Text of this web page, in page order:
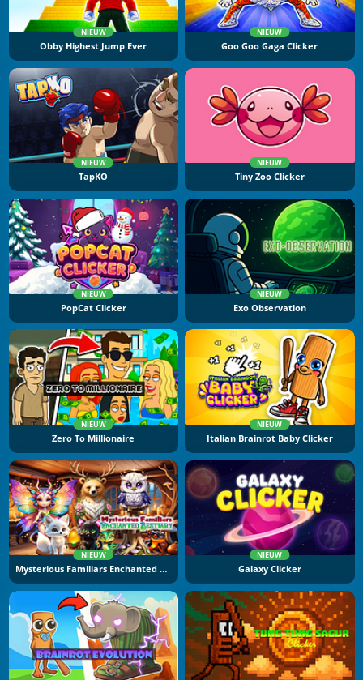
NIEUW
Obby Highest Jump Ever
NIEUW
Goo Goo Gaga Clicker
NIEUW
TapKO
NIEUW
Tiny Zoo Clicker
NIEUW
PopCat Clicker
NIEUW
Exo Observation
NIEUW
Zero To Millionaire
NIEUW
Italian Brainrot Baby Clicker
NIEUW
Mysterious Familiars Enchanted Bestiary
NIEUW
Galaxy Clicker